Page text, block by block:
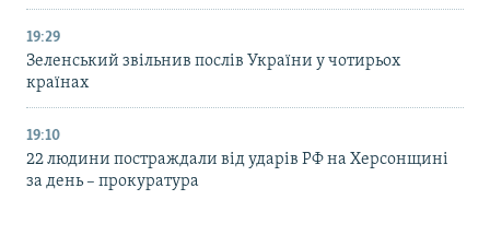
19:29
Зеленський звільнив послів України у чотирьох
країнах
19:10
22 людини постраждали від ударів РФ на Херсонщині
за день – прокуратура